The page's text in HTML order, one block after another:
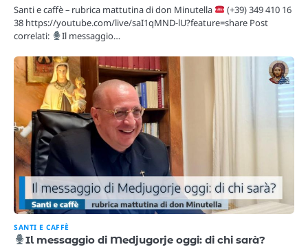
Santi e caffè – rubrica mattutina di don Minutella
(+39) 349 410 16
38 https://youtube.com/live/saI1qMND-lU?feature=share Post
correlati:
Il messaggio…
SANTI E CAFFÈ
Il messaggio di Medjugorje oggi: di chi sarà?